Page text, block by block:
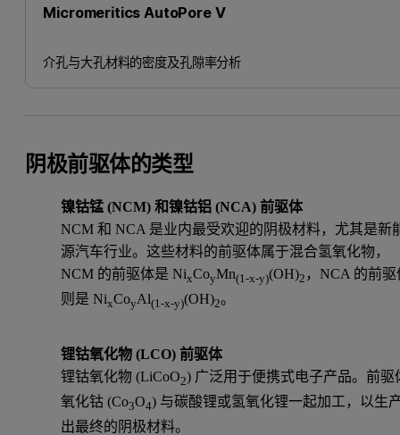
Micromeritics AutoPore V
介孔与大孔材料的密度及孔隙率分析
阴极前驱体的类型
镍钴锰 (NCM) 和镍钴铝 (NCA) 前驱体
NCM 和 NCA 是业内最受欢迎的阴极材料，尤其是新
源汽车行业。这些材料的前驱体属于混合氢氧化物，
NCM 的前驱体是 NixCoyMn(1-x-y)(OH)2 ，NCA 的前驱
则是 NixCoyAl(1-x-y)(OH)2。
锂钴氧化物 (LCO) 前驱体
锂钴氧化物 (LiCoO2) 广泛用于便携式电子产品。前驱
氧化钴 (Co3O4) 与碳酸锂或氢氧化锂一起加工，以生
出最终的阴极材料。